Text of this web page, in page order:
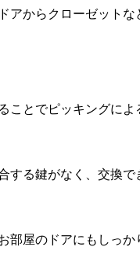
アからクローゼット
ことでピッキングに
する鍵がなく、交換
部屋のドアにもしっ